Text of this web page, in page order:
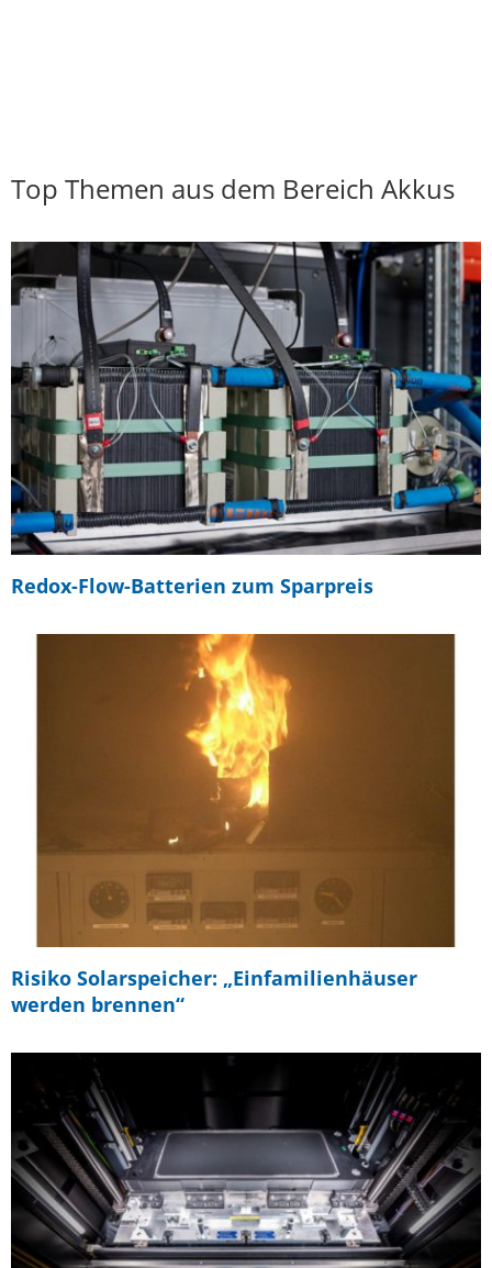
Top Themen aus dem Bereich Akkus
Redox-Flow-Batterien zum Sparpreis
Risiko Solarspeicher: „Einfamilienhäuser
werden brennen“